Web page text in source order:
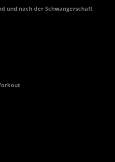
und nach der Schwangerschaft